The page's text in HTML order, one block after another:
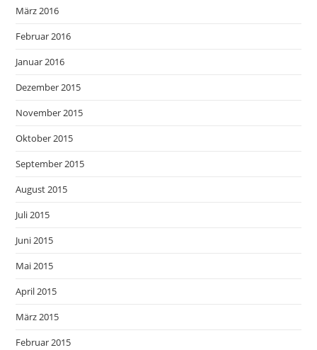
März 2016
Februar 2016
Januar 2016
Dezember 2015
November 2015
Oktober 2015
September 2015
August 2015
Juli 2015
Juni 2015
Mai 2015
April 2015
März 2015
Februar 2015